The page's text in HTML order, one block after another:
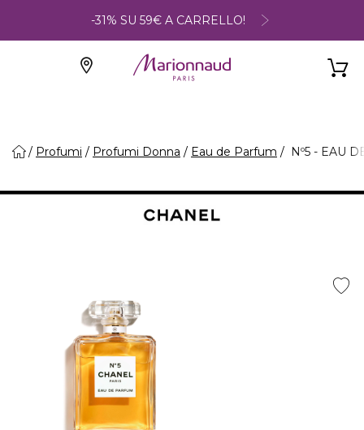
-31% SU 59€ A CARRELLO!
Profumi Profumi Donna Eau de Parfum Nº5 - EAU